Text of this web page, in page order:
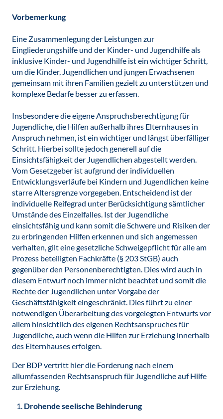
Vorbemerkung
Eine Zusammenlegung der Leistungen zur
Eingliederungshilfe und der Kinder- und Jugendhilfe als
inklusive Kinder- und Jugendhilfe ist ein wichtiger Schritt,
um die Kinder, Jugendlichen und jungen Erwachsenen
gemeinsam mit ihren Familien gezielt zu unterstützen und
komplexe Bedarfe besser zu erfassen.
Insbesondere die eigene Anspruchsberechtigung für
Jugendliche, die Hilfen außerhalb ihres Elternhauses in
Anspruch nehmen, ist ein wichtiger und längst überfälliger
Schritt. Hierbei sollte jedoch generell auf die
Einsichtsfähigkeit der Jugendlichen abgestellt werden.
Vom Gesetzgeber ist aufgrund der individuellen
Entwicklungsverläufe bei Kindern und Jugendlichen keine
starre Altersgrenze vorgegeben. Entscheidend ist der
individuelle Reifegrad unter Berücksichtigung sämtlicher
Umstände des Einzelfalles. Ist der Jugendliche
einsichtsfähig und kann somit die Schwere und Risiken der
zu erbringenden Hilfen erkennen und sich angemessen
verhalten, gilt eine gesetzliche Schweigepflicht für alle am
Prozess beteiligten Fachkräfte (§ 203 StGB) auch
gegenüber den Personenberechtigten. Dies wird auch in
diesem Entwurf noch immer nicht beachtet und somit die
Rechte der Jugendlichen unter Vorgabe der
Geschäftsfähigkeit eingeschränkt. Dies führt zu einer
notwendigen Überarbeitung des vorgelegten Entwurfs vor
allem hinsichtlich des eigenen Rechtsanspruches für
Jugendliche, auch wenn die Hilfen zur Erziehung innerhalb
des Elternhauses erfolgen.
Der BDP vertritt hier die Forderung nach einem
allumfassenden Rechtsanspruch für Jugendliche auf Hilfe
zur Erziehung.
Drohende seelische Behinderung